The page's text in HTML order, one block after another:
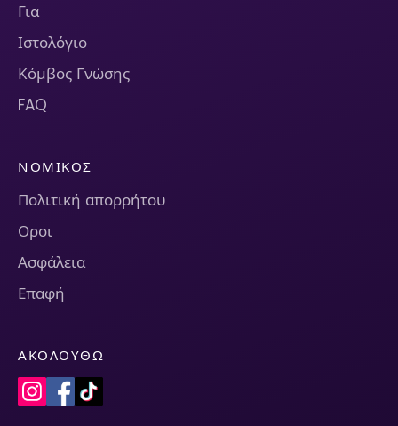
Για
Ιστολόγιο
Κόμβος Γνώσης
FAQ
ΝΟΜΙΚΌΣ
Πολιτική απορρήτου
Οροι
Ασφάλεια
Επαφή
ΑΚΟΛΟΥΘΏ